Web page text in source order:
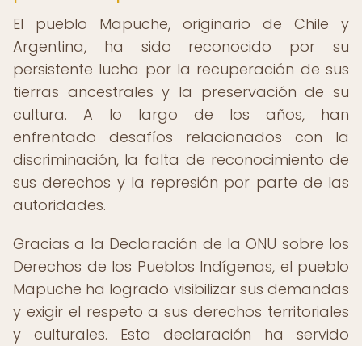
El pueblo Mapuche, originario de Chile y
Argentina, ha sido reconocido por su
persistente lucha por la recuperación de sus
tierras ancestrales y la preservación de su
cultura. A lo largo de los años, han
enfrentado desafíos relacionados con la
discriminación, la falta de reconocimiento de
sus derechos y la represión por parte de las
autoridades.
Gracias a la Declaración de la ONU sobre los
Derechos de los Pueblos Indígenas, el pueblo
Mapuche ha logrado visibilizar sus demandas
y exigir el respeto a sus derechos territoriales
y culturales. Esta declaración ha servido